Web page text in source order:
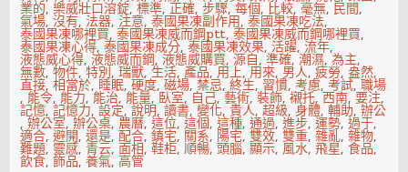
業的,樂威壯口溶錠,標準,正確,步驟,每個, 比較,毫無, 民間,
氣場,沒有, 法器, 注意,泰國果凍副作用,泰國果凍吃法,
泰國果凍哪裡買,泰國果凍威而鋼ptt,泰國果凍威而鋼哪裡買,
泰國果凍心得,泰國果凍成分,泰國果凍效果,活躍,流年,
液態威心得,液態威而鋼,液態威購買,源自,準確,潮濕,為主,
無數,物件,特別,瑞獸,生活,產品, 用上, 用來, 男人,疲勞, 盎然,
直接,相當於, 睡眠,硬度,磁場,禁忌,終生, 習慣,考慮,考試,職場
, 能令, 能力, 能治, 能量, 臥室, 自己,藝術,裝飾,襯托,西南,要注,
記憶,記憶力,設定,說明,讀書,變化,貴人,超級,身體,輔助,辦公
,辦公室,辦公桌, 農曆,這位,這個,這種,通過,進步,運勢,過于,
適合,避開,還是,配合,鎮宅, 關系, 陽宅,雙效,雙重,雜亂,雜物,
難題, 靈感,青云,面相,鞋柜,順暢,頭腦,顯示, 風水,飛星,食品,
飲食,飾品,養氣,高管